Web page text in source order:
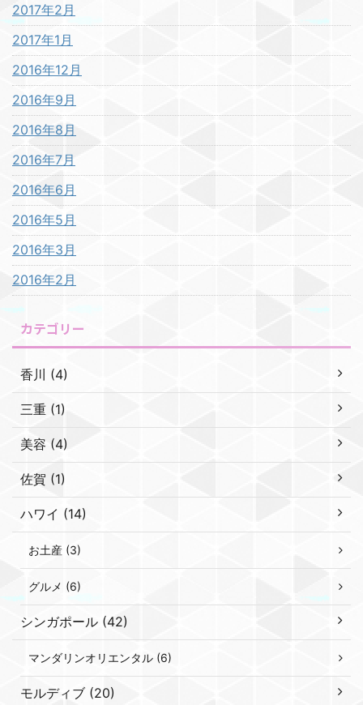
2017年2月
2017年1月
2016年12月
2016年9月
2016年8月
2016年7月
2016年6月
2016年5月
2016年3月
2016年2月
カテゴリー
香川 (4)
三重 (1)
美容 (4)
佐賀 (1)
ハワイ (14)
お土産 (3)
グルメ (6)
シンガポール (42)
マンダリンオリエンタル (6)
モルディブ (20)